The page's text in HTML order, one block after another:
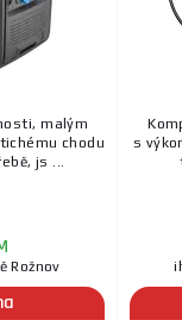
malým
chodu
js ...
Rožnov
s